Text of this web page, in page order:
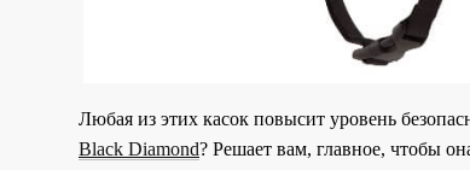
Любая из этих касок повысит уровень
Black Diamond? Решает вам, главное, чтобы